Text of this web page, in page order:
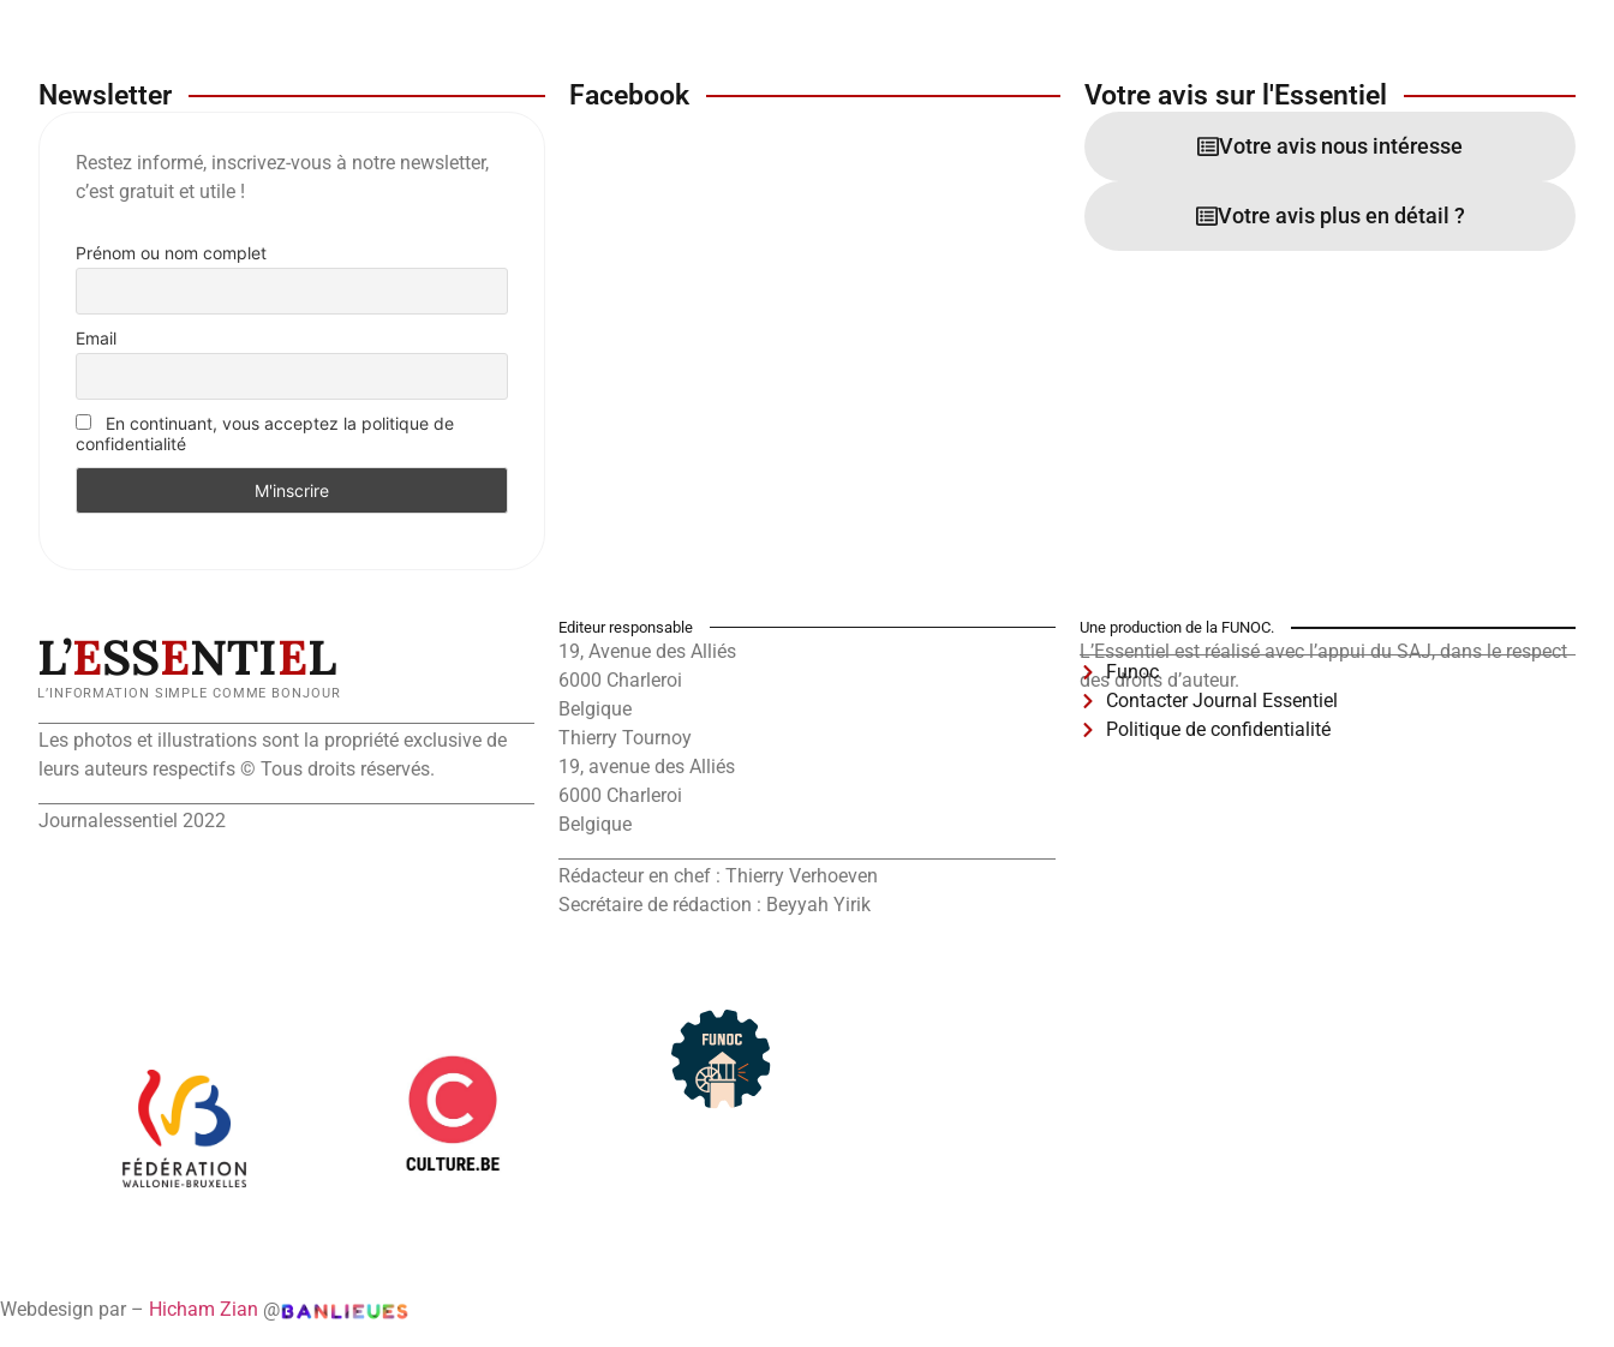
Newsletter
Restez informé, inscrivez-vous à notre newsletter,
c’est gratuit et utile !
Prénom ou nom complet
Email
En continuant, vous acceptez la politique de
confidentialité
Facebook Votre avis sur l'Essentiel
Votre avis nous intéresse
Votre avis plus en détail ?
L’ESSENTIEL
L’INFORMATION SIMPLE COMME BONJOUR
Les photos et illustrations sont la propriété exclusive de
leurs auteurs respectifs © Tous droits réservés.
Journalessentiel 2022
Editeur responsable
19, Avenue des Alliés
6000 Charleroi
Belgique
Thierry Tournoy
19, avenue des Alliés
6000 Charleroi
Belgique
Rédacteur en chef : Thierry Verhoeven
Secrétaire de rédaction : Beyyah Yirik
Une production de la FUNOC.
L’Essentiel est réalisé avec l’appui du SAJ, dans le respect
des droits d’auteur.
Funoc
Contacter Journal Essentiel
Politique de confidentialité
Webdesign par – Hicham Zian @